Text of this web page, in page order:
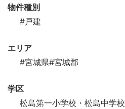
物件種別
#戸建
エリア
#宮城県#宮城郡
学区
松島第一小学校・松島中学校